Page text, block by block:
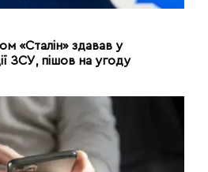
«Сталін» здавав у
ЗСУ, пішов на угоду